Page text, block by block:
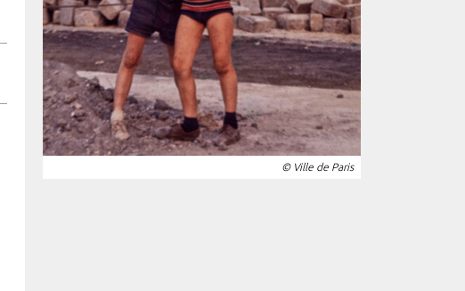
© Ville de Paris